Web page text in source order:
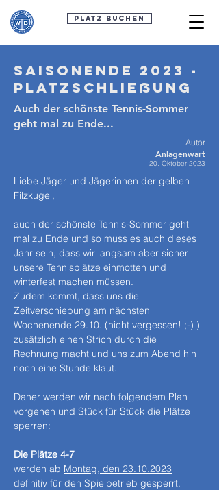
Platz buchen
Saisonende 2023 -
Platzschließung
Auch der schönste Tennis-Sommer
geht mal zu Ende...
Autor
Anlagenwart
20. Oktober 2023
Liebe Jäger und Jägerinnen der gelben
Filzkugel,
auch der schönste Tennis-Sommer geht
mal zu Ende und so muss es auch dieses
Jahr sein, dass wir langsam aber sicher
unsere Tennisplätze einmotten und
winterfest machen müssen.
Zudem kommt, dass uns die
Zeitverschiebung am nächsten
Wochenende 29.10. (nicht vergessen! ;-) )
zusätzlich einen Strich durch die
Rechnung macht und uns zum Abend hin
noch eine Stunde klaut.
Daher werden wir nach folgendem Plan
vorgehen und Stück für Stück die Plätze
sperren:
Die Plätze 4-7
werden ab Montag, den 23.10.2023
definitiv für den Spielbetrieb gesperrt.